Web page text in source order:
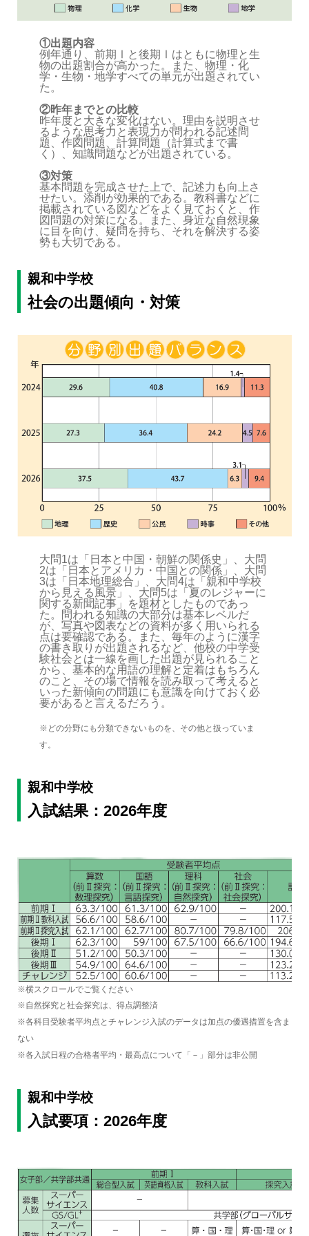
①出題内容
例年通り、前期Ⅰと後期Ⅰはともに物理と生
物の出題割合が高かった。また、物理・化
学・生物・地学すべての単元が出題されてい
た。
②昨年までとの比較
昨年度と大きな変化はない。理由を説明させ
るような思考力と表現力が問われる記述問
題、作図問題、計算問題（計算式まで書
く）、知識問題などが出題されている。
③対策
基本問題を完成させた上で、記述力も向上さ
せたい。添削が効果的である。教科書などに
掲載されている図などをよく見ておくと、作
図問題の対策になる。また、身近な自然現象
に目を向け、疑問を持ち、それを解決する姿
勢も大切である。
親和中学校
社会の出題傾向・対策
大問1は「日本と中国・朝鮮の関係史」、大問
2は「日本とアメリカ・中国との関係」、大問
3は「日本地理総合」、大問4は「親和中学校
から見える風景」、大問5は「夏のレジャーに
関する新聞記事」を題材としたものであっ
た。問われる知識の大部分は基本レベルだ
が、写真や図表などの資料が多く用いられる
点は要確認である。また、毎年のように漢字
の書き取りが出題されるなど、他校の中学受
験社会とは一線を画した出題が見られること
から、基本的な用語の理解と定着はもちろん
のこと、その場で情報を読み取って考えると
いった新傾向の問題にも意識を向けておく必
要があると言えるだろう。
※どの分野にも分類できないものを、その他と扱っていま
す。
親和中学校
入試結果：2026年度
※横スクロールでご覧ください
※自然探究と社会探究は、得点調整済
※各科目受験者平均点とチャレンジ入試のデータは加点の優遇措置を含ま
ない
※各入試日程の合格者平均・最高点について「－」部分は非公開
親和中学校
入試要項：2026年度